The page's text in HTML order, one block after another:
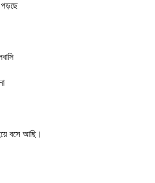
পড়ছে
বসে আছি।